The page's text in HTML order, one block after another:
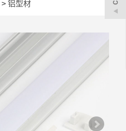
> 铝型材